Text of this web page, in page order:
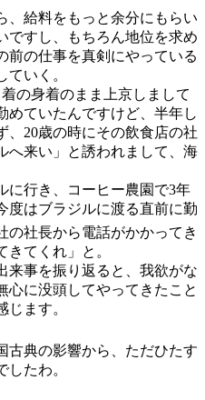
給料をもっと余分にもらい
ですし、もちろん地位を求め
前の仕事を真剣にやっている
いく。
の身着のまま上京しまして
めていたんですけど、半年し
、20歳の時にその飲食店の社
へ来い」と誘われまして、海
に行き、コーヒー農園で3年
度はブラジルに渡る直前に勤
の社長から電話がかかってき
てくれ」と。
来事を振り返ると、我欲がな
心に没頭してやってきたこと
ます。
古典の影響から、ただひたす
たわ。